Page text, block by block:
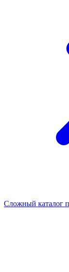
Сложный каталог